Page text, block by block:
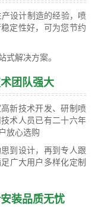
设计制造的经验，喷
定性好，可为您节约
解决方案。
团队强大
新技术开发、研制喷
术人员已有二十六年
放心选购
到设计，再到专人跟
广大用户多样化定制
装品质无忧